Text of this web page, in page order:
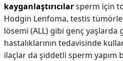
kayganlaştırıcılarsperm için
Hodgin Lenfoma, testis
lösemi (ALL) gibi genç yaşlarda
hastalıklarının tedavisinde
ilaçlar da şiddetli sperm yapım